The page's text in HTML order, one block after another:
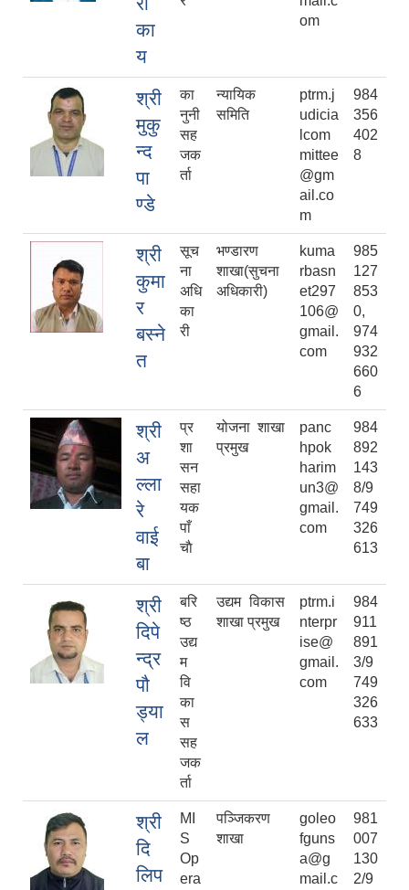
का
य
om
श्री
मुकु
न्द
पा
ण्डे
का
नुनी
सह
जक
र्ता
न्यायिक
समिति
ptrm.j
udicia
lcom
mittee
@gm
ail.co
m
984
356
402
8
श्री
कुमा
र
बस्ने
त
सूच
ना
अधि
का
री
भण्डारण
शाखा(सुचना
अधिकारी)
kuma
rbasn
et297
106@
gmail.
com
985
127
853
0,
974
932
660
6
श्री
अ
ल्ला
रे
वाई
बा
प्र
शा
सन
सहा
यक
पाँ
चाै
योजना शाखा
प्रमुख
panc
hpok
harim
un3@
gmail.
com
984
892
143
8/9
749
326
613
श्री
दिपे
न्द्र
पौ
ड्या
ल
बरि
ष्‍ठ
उद्य
म
वि
का
स
सह
जक
र्ता
उद्यम विकास
शाखा प्रमुख
ptrm.i
nterpr
ise@
gmail.
com
984
911
891
3/9
749
326
633
श्री
दि
लिप
MI
S
Op
era
पञ्जिकरण
शाखा
goleo
fguns
a@g
mail.c
981
007
130
2/9